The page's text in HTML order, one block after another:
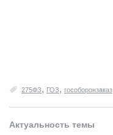
275ФЗ, ГОЗ, гособоронзаказ
Актуальность темы